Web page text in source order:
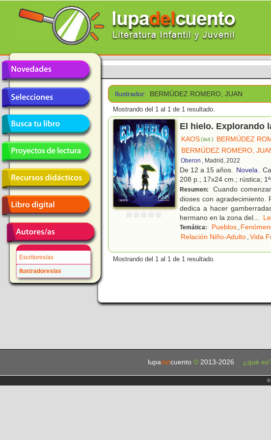
Escritores/as
Ilustradores/as
Ilustrador: BERMÚDEZ ROMERO, JUAN
Mostrando del 1 al 1 de 1 resultado.
El hielo. Explorando
KAOS(aut.) BERMÚDEZ
BERMÚDEZ ROMERO,
Oberon , Madrid, 2022
De 12 a 15 años. Novela.
208 p.; 17x24 cm.; rústica;
Resumen:
Cuando
dioses con agradecimiento.
dedica a hacer
hermano en la zona del...
Temática: Pueblos,
Relación Niño-Adulto,Vida
Mostrando del 1 al 1 de 1 resultado.
lupadel cuento © 2013-2026 ¿qué